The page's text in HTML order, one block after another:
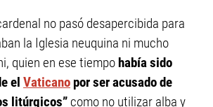
no pasó desapercibida para
la Iglesia neuquina ni mucho
quien en ese tiempohabía sido
el Vaticano por ser acusado de
litúrgicos” como no utilizar alba y